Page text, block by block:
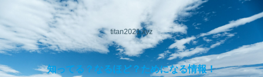
titan2021.xyz
知ってる？なるほど？ためになる情報！